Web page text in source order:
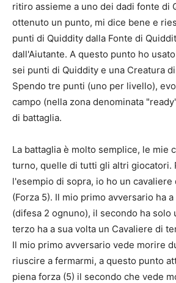
ritiro assieme a uno dei dadi fonte di
ottenuto un punto, mi dice bene e
punti di Quiddity dalla Fonte di
dall'Aiutante. A questo punto ho
sei punti di Quiddity e una Creatura
Spendo tre punti (uno per livello),
campo (nella zona denominata
di battaglia.
La battaglia è molto semplice, le mie
turno, quelle di tutti gli altri giocatori.
l'esempio di sopra, io ho un
(Forza 5). Il mio primo avversario ha
(difesa 2 ognuno), il secondo ha solo
terzo ha a sua volta un Cavaliere di
Il mio primo avversario vede morire
riuscire a fermarmi, a questo punto
piena forza (5) il secondo che vede